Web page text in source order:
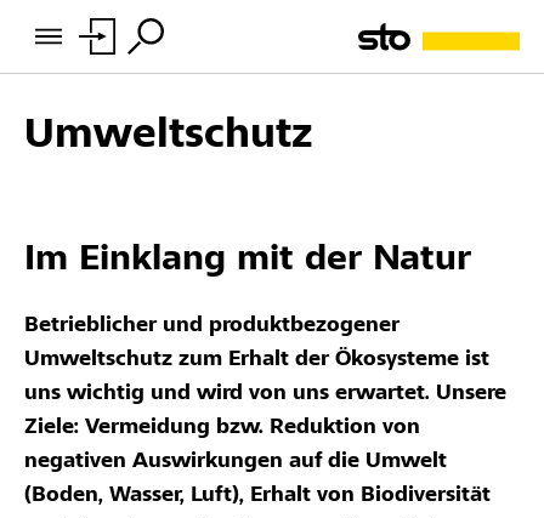
Umweltschutz
Im Einklang mit der Natur
Betrieblicher und produktbezogener
Umweltschutz zum Erhalt der Ökosysteme ist
uns wichtig und wird von uns erwartet. Unsere
Ziele: Vermeidung bzw. Reduktion von
negativen Auswirkungen auf die Umwelt
(Boden, Wasser, Luft), Erhalt von Biodiversität